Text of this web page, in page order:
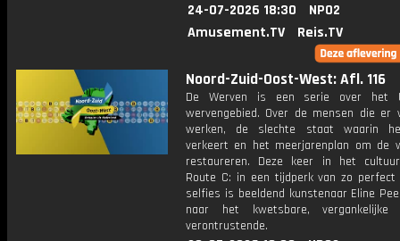
24-07-2026 18:30
NPO2
Amusement.TV
Reis.TV
Noord-Zuid-Oost-West: Afl. 116
De Werven is een serie over het
wervengebied. Over de mensen die er
werken, de slechte staat waarin
verkeert en het meerjarenplan om de
restaureren. Deze keer in het
Route C: in een tijdperk van zo perfect
selfies is beeldend kunstenaar Eline
naar het kwetsbare,
verontrustende.